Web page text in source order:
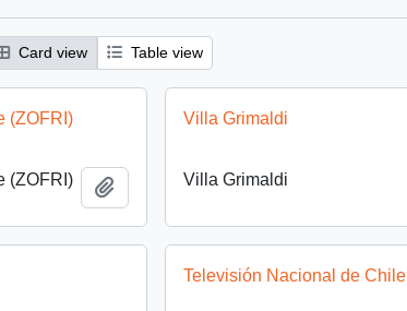
Card view Table view
(ZOFRI)
(ZOFRI) Añadir al portapapeles
Villa Grimaldi
Villa Grimaldi
Televisión Nacional de Chile